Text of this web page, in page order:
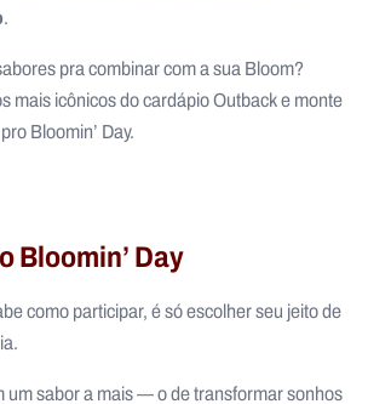
.
pra combinar com a sua Bloom?
mais icônicos do cardápio Outback e monte
Bloomin’ Day.
Bloomin’ Day
como participar, é só escolher seu jeito de
um sabor a mais — o de transformar sonhos